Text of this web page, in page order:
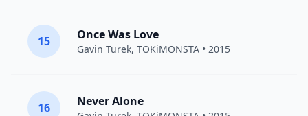
15 Once Was Love
Gavin Turek, TOKiMONSTA • 2015
16 Never Alone